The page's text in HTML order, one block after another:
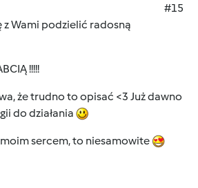
#15
z Wami podzielić radosną
!!!!!
że trudno to opisać <3 Już dawno
do działania
moim sercem, to niesamowite